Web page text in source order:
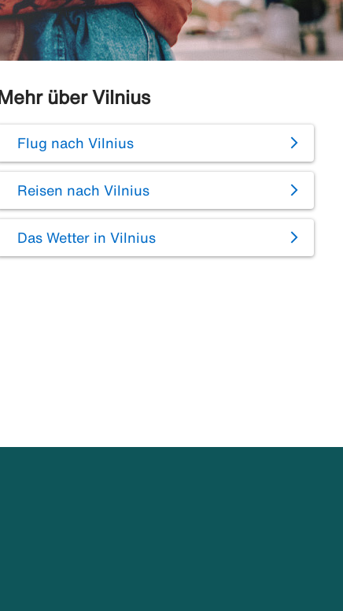
Mehr über Vilnius
Flug nach Vilnius
Reisen nach Vilnius
Das Wetter in Vilnius